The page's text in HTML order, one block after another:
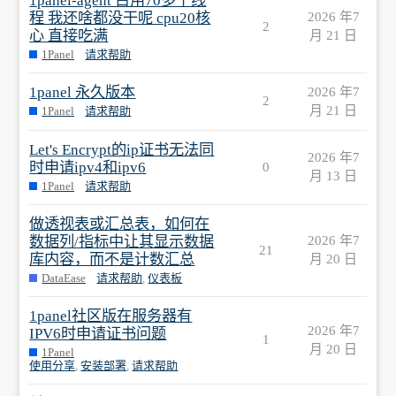
程 我还啥都没干呢 cpu20核
心 直接吃满
1Panel 请求帮助
2
2026 年7
月 21 日
1panel 永久版本
1Panel 请求帮助
2
2026 年7
月 21 日
Let's Encrypt的ip证书无法同
时申请ipv4和ipv6
1Panel 请求帮助
0
2026 年7
月 13 日
做透视表或汇总表，如何在
数据列/指标中让其显示数据
库内容，而不是计数汇总
DataEase 请求帮助,仪表板
21
2026 年7
月 20 日
1panel社区版在服务器有
IPV6时申请证书问题
1Panel
使用分享,安装部署,请求帮助
1
2026 年7
月 20 日